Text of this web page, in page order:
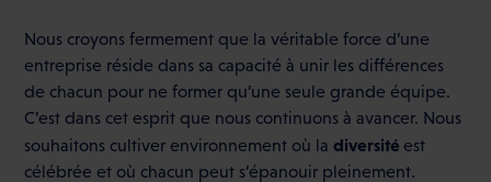
Nous croyons fermement que la véritable force d’une
entreprise réside dans sa capacité à unir les différences
de chacun pour ne former qu’une seule grande équipe.
C’est dans cet esprit que nous continuons à avancer. Nous
souhaitons cultiver environnement où ladiversité est
célébrée et où chacun peut s’épanouir pleinement.